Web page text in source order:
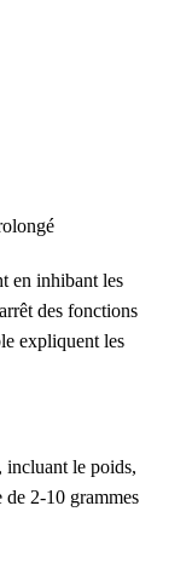
en inhibant les
des fonctions
expliquent les
incluant le poids,
de 2-10 grammes